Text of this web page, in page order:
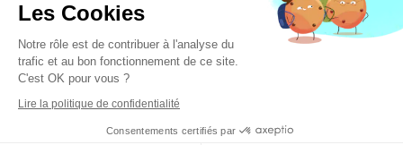
Plan du site
Mentions légales
©2019 Christine ROCHER - Magnétiseuse Holistique le
Création et référencement du site par Simplébo
Les Cookies
Notre rôle est de contribuer à l'analyse du
trafic et au bon fonctionnement de ce site.
C'est OK pour vous ?
Lire la politique de confidentialité
Consentements certifiés par